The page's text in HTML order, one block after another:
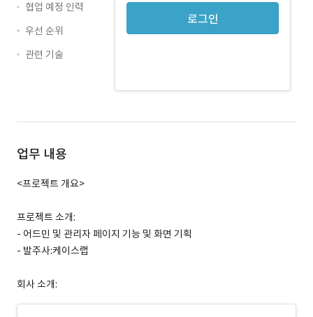
로그인
협업 예정 인력
우선 순위
관련 기술
업무 내용
<프로젝트 개요>
프로젝트 소개:
- 어드민 및 관리자 페이지 기능 및 화면 기획
- 발주사:케이스랩
회사 소개: